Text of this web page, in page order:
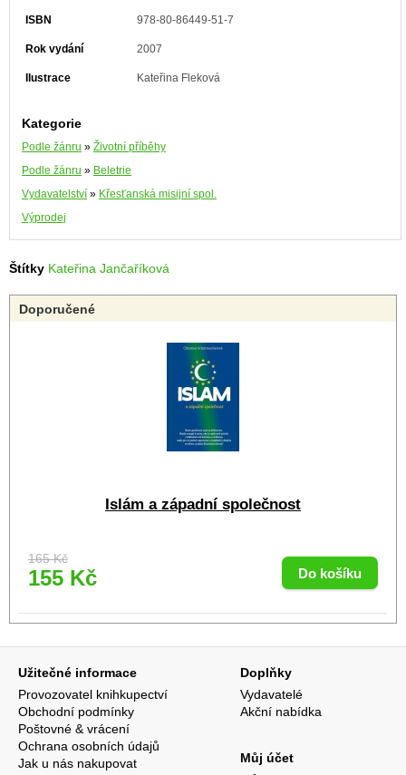
ISBN 978-80-86449-51-7
Rok vydání 2007
Ilustrace Kateřina Fleková
Kategorie
Podle žánru » Životní příběhy
Podle žánru » Beletrie
Vydavatelství » Křesťanská misijní spol.
Výprodej
Štítky Kateřina Jančaříková
Doporučené
Islám a západní společnost
165 Kč
155 Kč
Užitečné informace
Provozovatel knihkupectví
Obchodní podmínky
Poštovné & vrácení
Ochrana osobních údajů
Jak u nás nakupovat
Doplňky
Vydavatelé
Akční nabídka
Můj účet